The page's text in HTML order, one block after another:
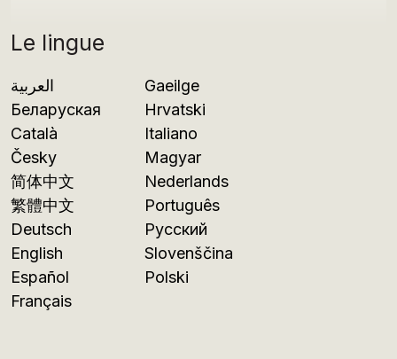
Le lingue
العربية
Беларуская
Català
Česky
简体中文
繁體中文
Deutsch
English
Español
Français
Gaeilge
Hrvatski
Italiano
Magyar
Nederlands
Português
Русский
Slovenščina
Polski